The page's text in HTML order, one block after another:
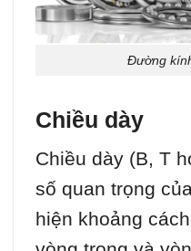
Đường
Chiều dày
Chiều dày (B, T
số quan trọng
hiện khoảng